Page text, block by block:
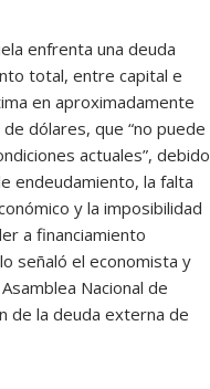
enfrenta una deuda
total, entre capital e
en aproximadamente
dólares, que “no puede
actuales”, debido
endeudamiento, la falta
y la imposibilidad
a financiamiento
señaló el economista y
Nacional de
de la deuda externa de